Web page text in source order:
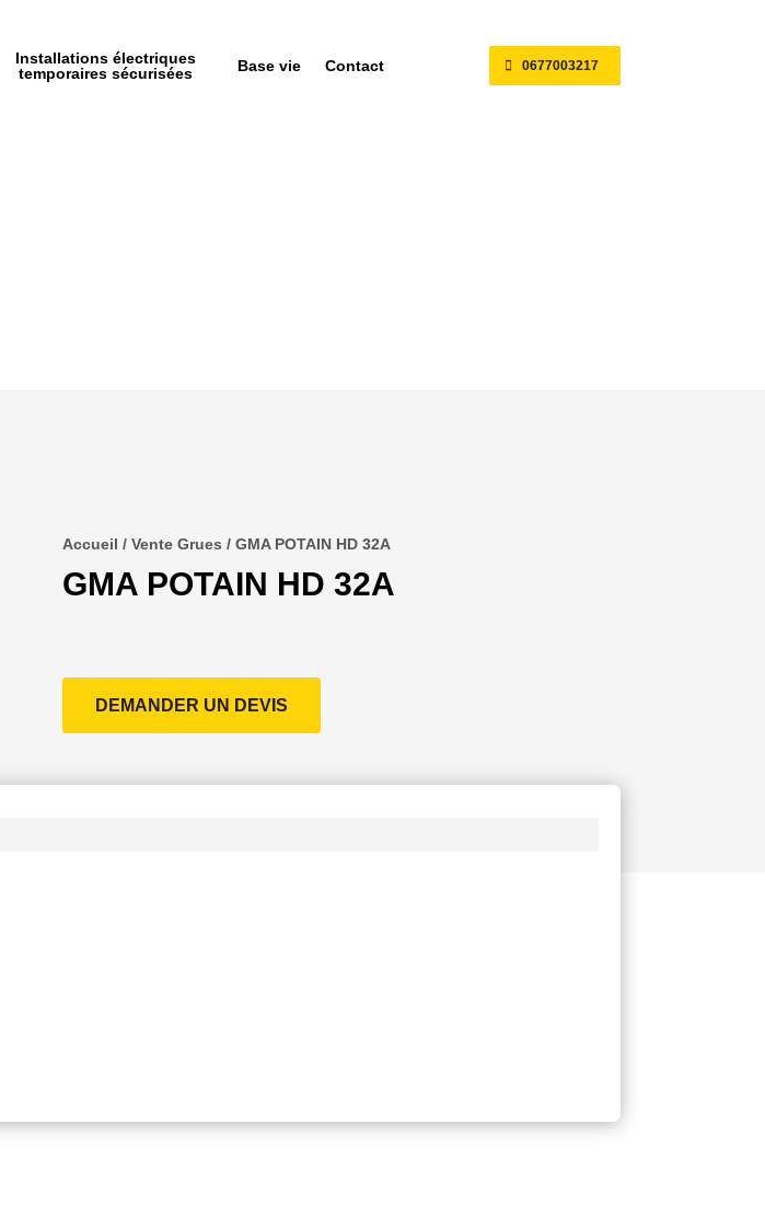
Installations électriques
temporaires sécurisées
Base vie Contact 0677003217
Accueil / Vente Grues / GMA POTAIN HD 32A
GMA POTAIN HD 32A
DEMANDER UN DEVIS